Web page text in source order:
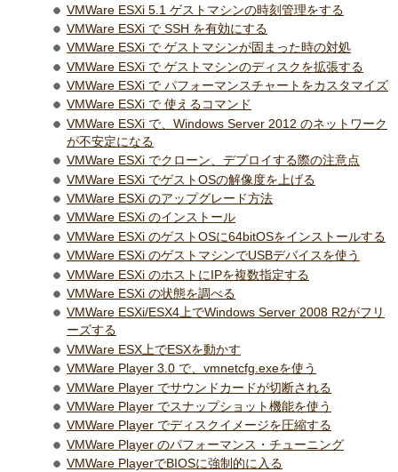
VMWare ESXi 5.1 ゲストマシンの時刻管理をする
VMWare ESXi で SSH を有効にする
VMWare ESXi で ゲストマシンが固まった時の対処
VMWare ESXi で ゲストマシンのディスクを拡張する
VMWare ESXi で パフォーマンスチャートをカスタマイズ
VMWare ESXi で 使えるコマンド
VMWare ESXi で、Windows Server 2012 のネットワーク
が不安定になる
VMWare ESXi でクローン、デプロイする際の注意点
VMWare ESXi でゲストOSの解像度を上げる
VMWare ESXi のアップグレード方法
VMWare ESXi のインストール
VMWare ESXi のゲストOSに64bitOSをインストールする
VMWare ESXi のゲストマシンでUSBデバイスを使う
VMWare ESXi のホストにIPを複数指定する
VMWare ESXi の状態を調べる
VMWare ESXi/ESX4上でWindows Server 2008 R2がフリ
ーズする
VMWare ESX上でESXを動かす
VMWare Player 3.0 で、vmnetcfg.exeを使う
VMWare Player でサウンドカードが切断される
VMWare Player でスナップショット機能を使う
VMWare Player でディスクイメージを圧縮する
VMWare Player のパフォーマンス・チューニング
VMWare PlayerでBIOSに強制的に入る